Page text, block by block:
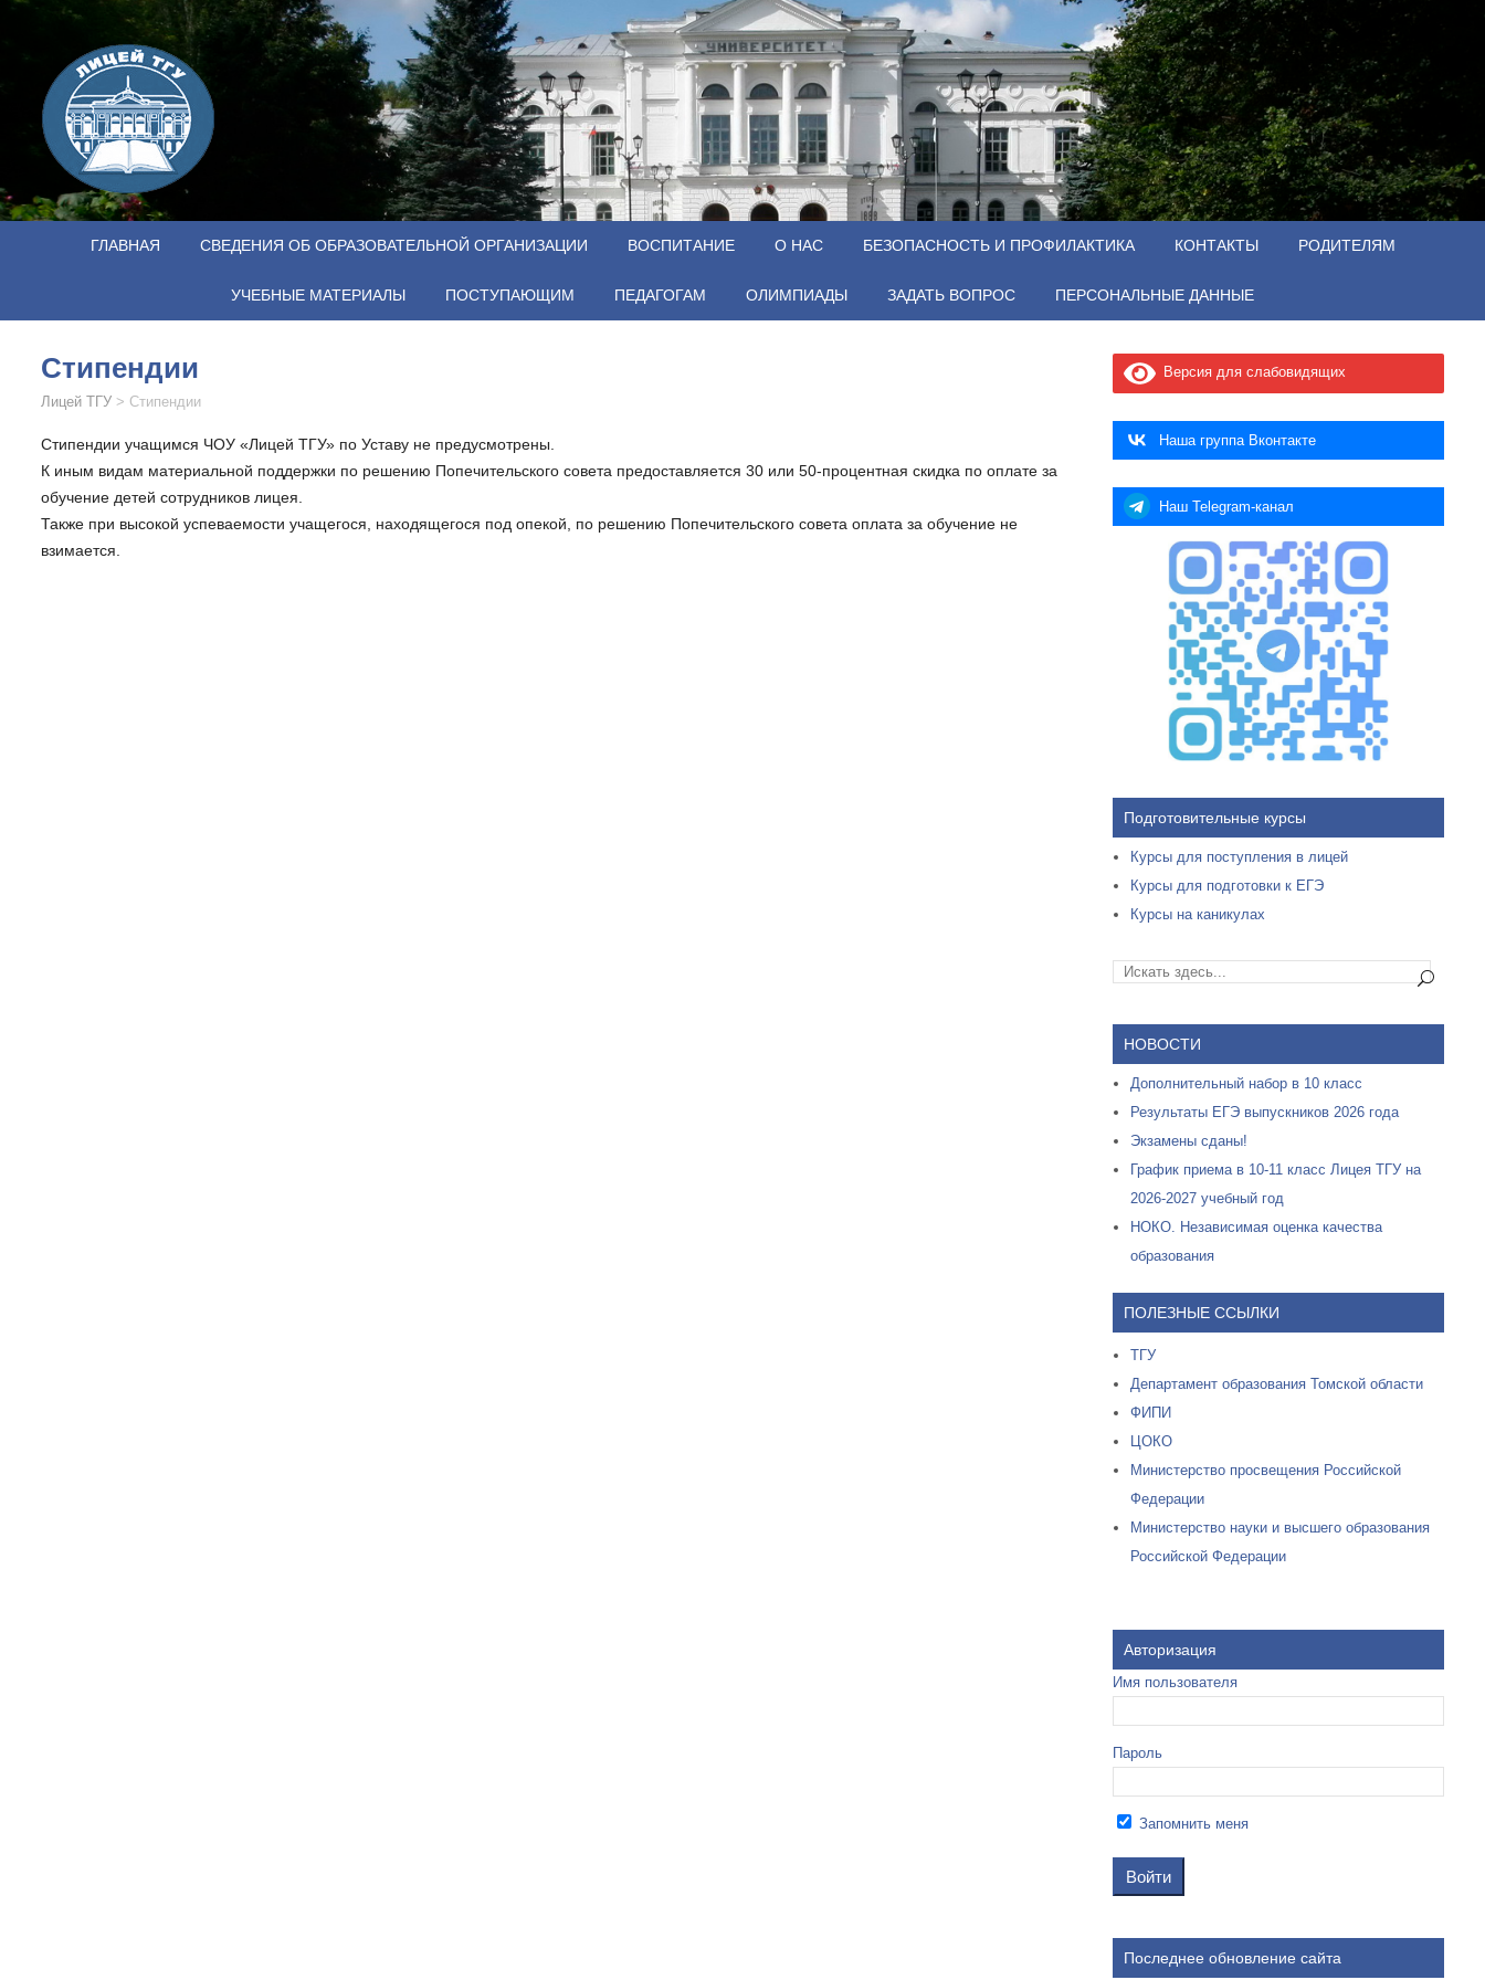
ГЛАВНАЯ СВЕДЕНИЯ ОБ ОБРАЗОВАТЕЛЬНОЙ ОРГАНИЗАЦИИ ВОСПИТАНИЕ О НАС БЕЗОПАСНОСТЬ И ПРОФИЛАКТИКА КОНТАКТЫ РОДИТЕЛЯМ
УЧЕБНЫЕ МАТЕРИАЛЫ ПОСТУПАЮЩИМ ПЕДАГОГАМ ОЛИМПИАДЫ ЗАДАТЬ ВОПРОС ПЕРСОНАЛЬНЫЕ ДАННЫЕ
Стипендии
Лицей ТГУ > Стипендии
Стипендии учащимся ЧОУ «Лицей ТГУ» по Уставу не предусмотрены.
К иным видам материальной поддержки по решению Попечительского совета предоставляется 30 или 50-процентная скидка по оплате за
обучение детей сотрудников лицея.
Также при высокой успеваемости учащегося, находящегося под опекой, по решению Попечительского совета оплата за обучение не
взимается.
Версия для слабовидящих
Наша группа Вконтакте
Наш Telegram-канал
Подготовительные курсы
Курсы для поступления в лицей
Курсы для подготовки к ЕГЭ
Курсы на каникулах
НОВОСТИ
Дополнительный набор в 10 класс
Результаты ЕГЭ выпускников 2026 года
Экзамены сданы!
График приема в 10-11 класс Лицея ТГУ на
2026-2027 учебный год
НОКО. Независимая оценка качества
образования
ПОЛЕЗНЫЕ ССЫЛКИ
ТГУ
Департамент образования Томской области
ФИПИ
ЦОКО
Министерство просвещения Российской
Федерации
Министерство науки и высшего образования
Российской Федерации
Авторизация
Имя пользователя
Пароль
Запомнить меня
Последнее обновление сайта